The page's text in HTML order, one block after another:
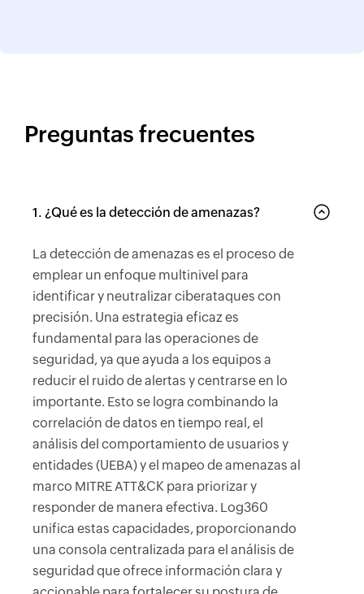
Preguntas frecuentes
1. ¿Qué es la detección de amenazas?
La detección de amenazas es el proceso de
emplear un enfoque multinivel para
identificar y neutralizar ciberataques con
precisión. Una estrategia eficaz es
fundamental para las operaciones de
seguridad, ya que ayuda a los equipos a
reducir el ruido de alertas y centrarse en lo
importante. Esto se logra combinando la
correlación de datos en tiempo real, el
análisis del comportamiento de usuarios y
entidades (UEBA) y el mapeo de amenazas al
marco MITRE ATT&CK para priorizar y
responder de manera efectiva. Log360
unifica estas capacidades, proporcionando
una consola centralizada para el análisis de
seguridad que ofrece información clara y